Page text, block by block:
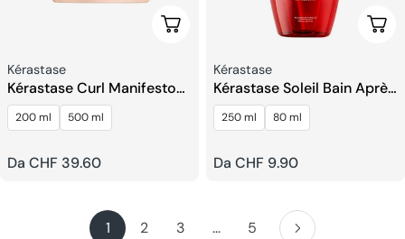
Scegli Le Opzioni
Venditore:
Kérastase
Kérastase Curl Manifesto
Maschera Capelli Ricci
200 ml 500 ml
Prezzo
Da CHF 39.60
Venditore:
Kérastase
Kérastase Soleil Bain Après
Soleil Shampoo
250 ml 80 ml
Prezzo
Da CHF 9.90
1 2 3 … 5